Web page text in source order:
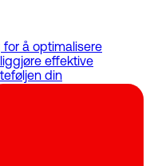
for å optimalisere
effektive
din